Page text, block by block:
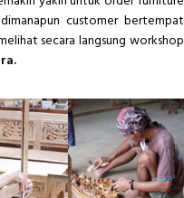
customer bertempat
secara langsung workshop